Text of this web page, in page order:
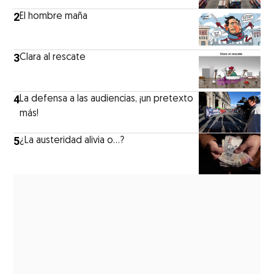
2El hombre maña
3Clara al rescate
4La defensa a las audiencias, ¡un pretexto
más!
5¿La austeridad alivia o…?